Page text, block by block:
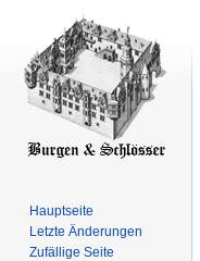
Hauptseite
Letzte Änderungen
Zufällige Seite